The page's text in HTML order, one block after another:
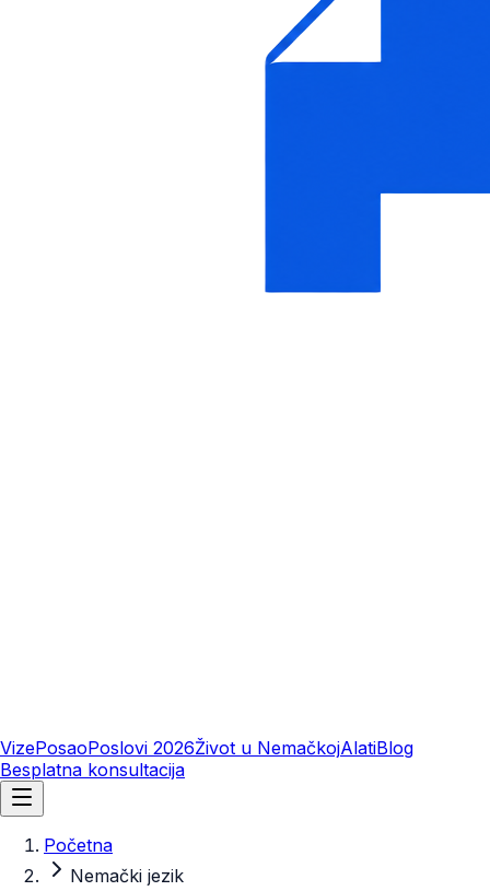
VizePosaoPoslovi 2026Život u NemačkojAlatiBlog
Besplatna konsultacija
Početna
Nemački jezik